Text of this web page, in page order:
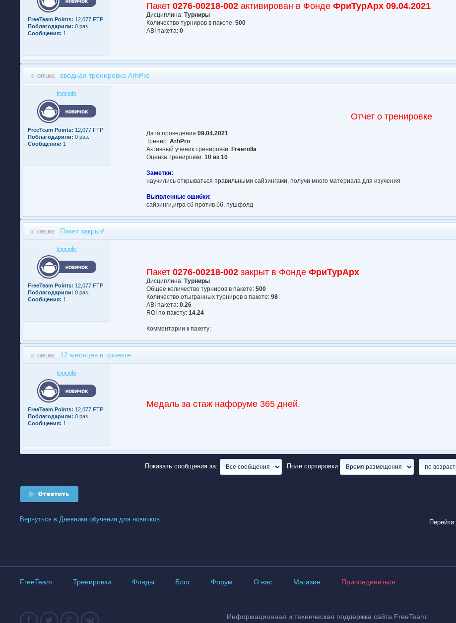
FreeTeam Points: 12,077 FTP
Поблагодарили: 0 раз.
Сообщения: 1
Пакет0276-00218-002 активирован в ФондеФриТурАрх 09.04.2021
Дисциплина:Турниры
Количество турниров в пакете:500
АBI пакета:0
вводная тренировка ArhPro
tooools
FreeTeam Points: 12,077 FTP
Поблагодарили: 0 раз.
Сообщения: 1
Отчет о тренировке
Дата проведения:09.04.2021
Тренер:ArhPro
Активный ученик тренировки:Freerolla
Оценка тренировки:10 из 10
Заметки:
научились открываться правильными сайзингами, получи много материала для изучения
Выявленные ошибки:
сайзинги,игра сб против бб, пушфолд
Пакет закрыт!
tooools
FreeTeam Points: 12,077 FTP
Поблагодарили: 0 раз.
Сообщения: 1
Пакет0276-00218-002 закрыт в ФондеФриТурАрх
Дисциплина:Турниры
Общее количество турниров в пакете:500
Количество отыгранных турниров в пакете:98
АBI пакета:0.26
ROI по пакету:14.24
Комментарии к пакету:
12 месяцев в проекте
tooools
FreeTeam Points: 12,077 FTP
Поблагодарили: 0 раз.
Сообщения: 1
Медаль за стаж нафоруме 365 дней.
Показать сообщения за: Поле сортировки
Ответить
Вернуться в Дневники обучения для новичков Перейти:
FreeTeam Тренировки Фонды Блог Форум О нас Магазин Присоединиться
Информационная и техническая поддержка сайта FreeTeam: